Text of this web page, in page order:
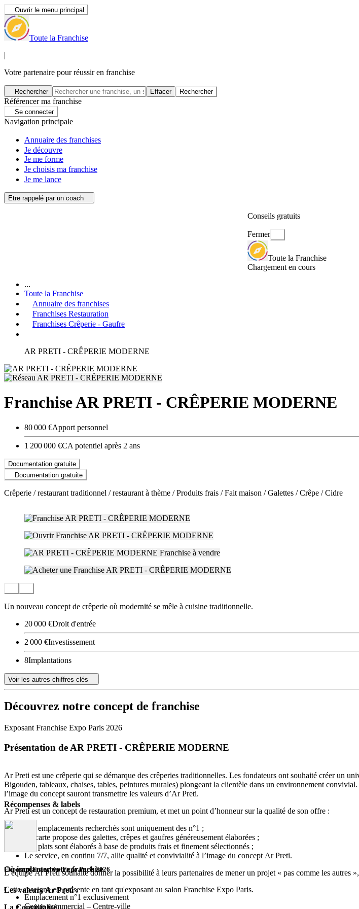
Ouvrir le menu principal
Toute la Franchise
|
Votre partenaire pour réussir en franchise
Rechercher Effacer Rechercher
Référencer ma franchise
Se connecter
Navigation principale
Annuaire des franchises
Je découvre
Je me forme
Je choisis ma franchise
Je me lance
Etre rappelé par un coach
Conseils gratuits
Fermer
Toute la Franchise
Chargement en cours
...
Toute la Franchise
Annuaire des franchises
Franchises Restauration
Franchises Crêperie - Gaufre
AR PRETI - CRÊPERIE MODERNE
Franchise AR PRETI - CRÊPERIE MODERNE
80 000 €Apport personnel
1 200 000 €CA potentiel après 2 ans
Documentation gratuite
Documentation gratuite
Crêperie / restaurant traditionnel / restaurant à thème / Produits frais / Fait maison / Galettes / Crêpe / Cidre
Un nouveau concept de crêperie où modernité se mêle à cuisine traditionnelle.
20 000 €Droit d'entrée
2 000 €Investissement
8Implantations
Voir les autres chiffres clés
Découvrez notre concept de franchise
Exposant Franchise Expo Paris 2026
Présentation de AR PRETI - CRÊPERIE MODERNE
Ar Preti est une crêperie qui se démarque des crêperies traditionnelles. Les fondateurs ont souhaité créer un
Bigouden, tableaux, chaises, tables, peintures murales) plongeant la clientèle dans un environnement
l’image du concept sauront transmettre les valeurs d’Ar Preti.
Ar Preti est un concept de restauration premium, et met un point d’honneur sur la qualité de son offre :
Les emplacements recherchés sont uniquement des n°1 ;
La carte propose des galettes, crêpes et gaufres généreusement élaborées ;
Les plats sont élaborés à base de produits frais et finement sélectionnés ;
Le service, en continu 7/7, allie qualité et convivialité à l’image du concept Ar Preti.
L’équipe Ar Preti souhaite donner la possibilité à leurs partenaires de mener un projet « pas comme les autres
Les valeurs Ar Preti :
La Convivialité
Récompenses & labels
Exposant Franchise Expo Paris 2026
Cette enseigne est présente en tant qu'exposant au salon Franchise Expo Paris.
Où implanter votre franchise
Emplacement n°1 exclusivement
Centre commercial – Centre-ville